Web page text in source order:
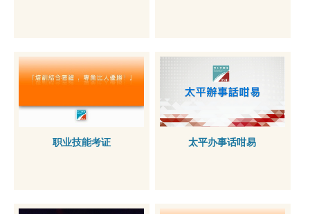
职业技能考证 太平办事话咁易